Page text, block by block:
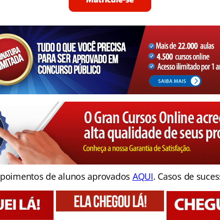
de alunos aprovados AQUI. Casos de